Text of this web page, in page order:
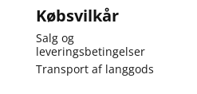
Købsvilkår
Salg og
leveringsbetingelser
Transport af langgods